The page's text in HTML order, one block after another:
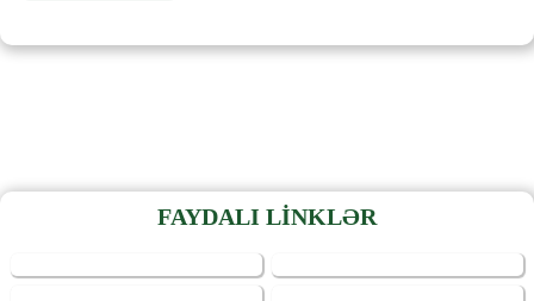
FAYDALI LİNKLƏR